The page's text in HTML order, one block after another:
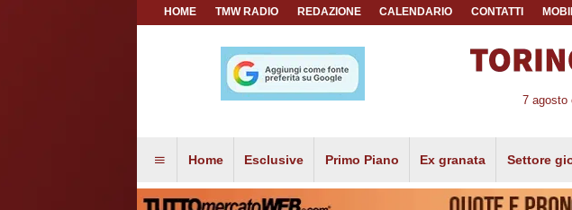
HOME TMW RADIO REDAZIONE CALENDARIO CONTATTI
7 agosto
Home Esclusive Primo Piano Ex granata Settore